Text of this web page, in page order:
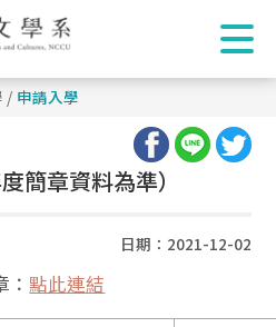
/ 申請入學
簡章資料為準）
日期：2021-12-02
點此連結